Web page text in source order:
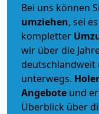
Bei uns können
umziehen, sei
kompletter
wir über die
unterwegs.
Angebote und
Überblick über